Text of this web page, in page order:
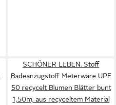
SCHÖNER LEBEN. Stoff
Badeanzugstoff Meterware UPF
50 recycelt Blumen Blätter bunt
1,50m, aus recyceltem Material